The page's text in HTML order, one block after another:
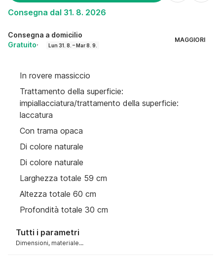
Consegna dal 31. 8. 2026
Consegna a domicilio
Gratuito· Lun 31. 8. – Mar 8. 9.
MAGGIORI
In rovere massiccio
Trattamento della superficie:
impiallacciatura/trattamento della superficie:
laccatura
Con trama opaca
Di colore naturale
Di colore naturale
Larghezza totale 59 cm
Altezza totale 60 cm
Profondità totale 30 cm
Tutti i parametri
Dimensioni, materiale...